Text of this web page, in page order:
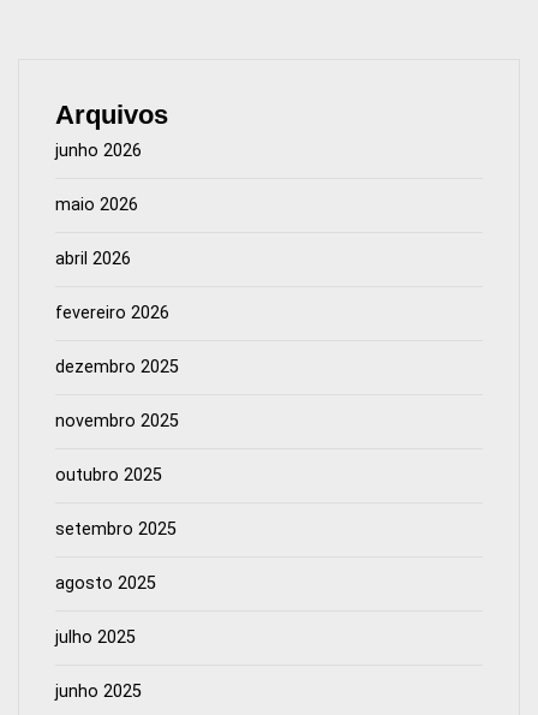
Arquivos
junho 2026
maio 2026
abril 2026
fevereiro 2026
dezembro 2025
novembro 2025
outubro 2025
setembro 2025
agosto 2025
julho 2025
junho 2025